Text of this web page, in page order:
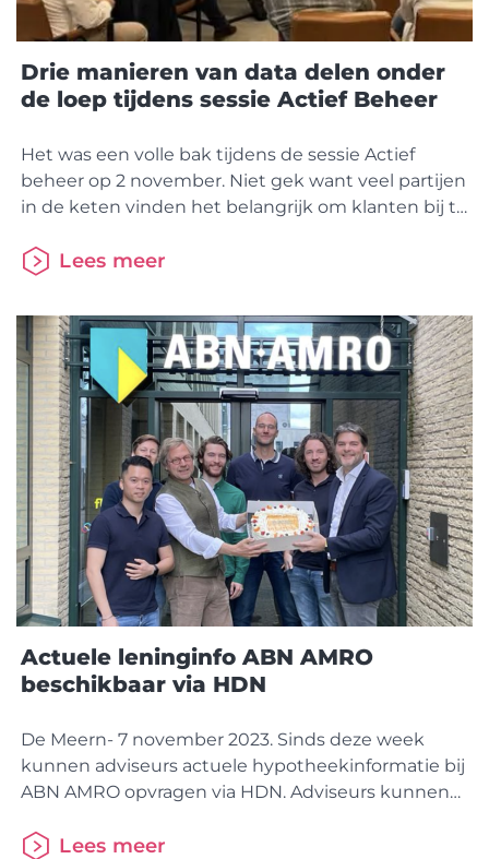
Drie manieren van data delen onder
de loep tijdens sessie Actief Beheer
Het was een volle bak tijdens de sessie Actief
beheer op 2 november. Niet gek want veel partijen
in de keten vinden het belangrijk om klanten bij te
van de hypotheek. Maar hoe doe je dat het beste?
vertelden over de enorme
Lees meer
Actuele leninginfo ABN AMRO
beschikbaar via HDN
De Meern- 7 november 2023. Sinds deze week
kunnen adviseurs actuele hypotheekinformatie bij
ABN AMRO opvragen via HDN. Adviseurs kunnen
nauwkeurige klantgegevens en daarmee het best
Lees meer